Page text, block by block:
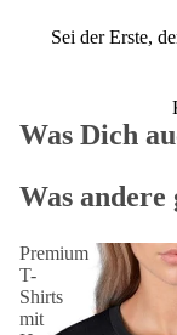
Sei der Erste,
Was Dich
Was andere
Premium
T-
Shirts
mit